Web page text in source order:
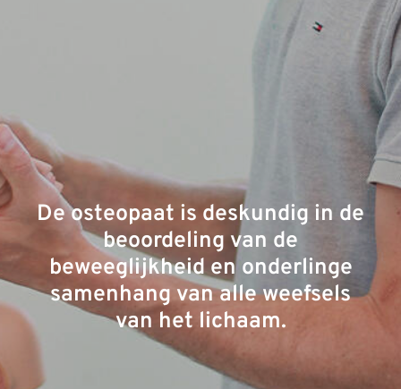
De osteopaat is deskundig in de
beoordeling van de
beweeglijkheid en onderlinge
samenhang van alle weefsels
van het lichaam.